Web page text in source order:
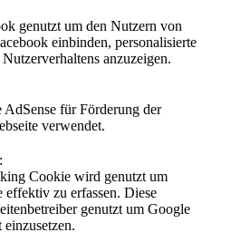
genutzt um den Nutzern von
einbinden, personalisierte
anzuzeigen.
für Förderung der
verwendet.
Cookie wird genutzt um
effektiv zu erfassen. Diese
genutzt um Google